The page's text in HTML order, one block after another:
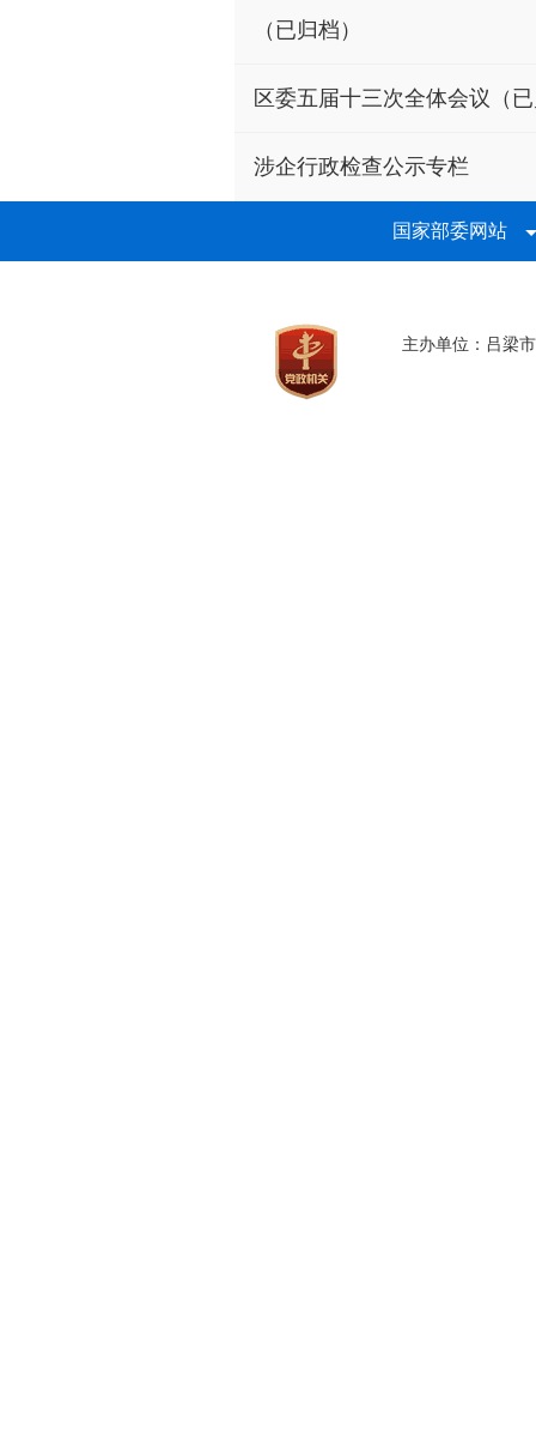
（已归档）
区委五届十三次全体会议（
涉企行政检查公示专栏
国家部委网站
主办单位：吕梁